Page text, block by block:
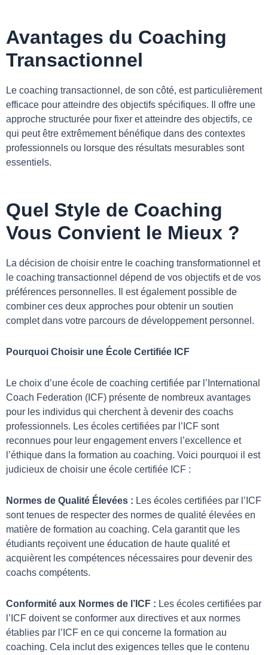
Avantages du Coaching
Transactionnel
Le coaching transactionnel, de son côté, est particulièrement
efficace pour atteindre des objectifs spécifiques. Il offre une
approche structurée pour fixer et atteindre des objectifs, ce
qui peut être extrêmement bénéfique dans des contextes
professionnels ou lorsque des résultats mesurables sont
essentiels.
Quel Style de Coaching
Vous Convient le Mieux ?
La décision de choisir entre le coaching transformationnel et
le coaching transactionnel dépend de vos objectifs et de vos
préférences personnelles. Il est également possible de
combiner ces deux approches pour obtenir un soutien
complet dans votre parcours de développement personnel.
Pourquoi Choisir une École Certifiée ICF
Le choix d’une école de coaching certifiée par l’International
Coach Federation (ICF) présente de nombreux avantages
pour les individus qui cherchent à devenir des coachs
professionnels. Les écoles certifiées par l’ICF sont
reconnues pour leur engagement envers l’excellence et
l’éthique dans la formation au coaching. Voici pourquoi il est
judicieux de choisir une école certifiée ICF :
Normes de Qualité Élevées : Les écoles certifiées par l’ICF
sont tenues de respecter des normes de qualité élevées en
matière de formation au coaching. Cela garantit que les
étudiants reçoivent une éducation de haute qualité et
acquièrent les compétences nécessaires pour devenir des
coachs compétents.
Conformité aux Normes de l’ICF : Les écoles certifiées par
l’ICF doivent se conformer aux directives et aux normes
établies par l’ICF en ce qui concerne la formation au
coaching. Cela inclut des exigences telles que le contenu